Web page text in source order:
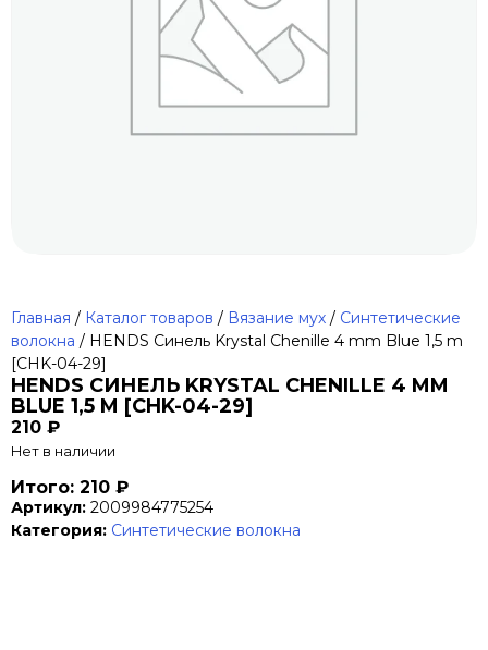
Главная / Каталог товаров / Вязание мух / Синтетические
волокна / HENDS Синель Krystal Chenille 4 mm Blue 1,5 m
[CHK-04-29]
HENDS СИНЕЛЬ KRYSTAL CHENILLE 4 MM
BLUE 1,5 M [CHK-04-29]
210 ₽
Нет в наличии
Итого: 210 ₽
Артикул: 2009984775254
Категория: Синтетические волокна